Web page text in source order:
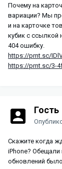
Почему на
вариации? Мы
и на карточке
кубик с ссылкой
404 ошибку.
https://prnt.sc/
https://prnt.sc/3-
Гость
Скажите когда
iPhone?
обновлений